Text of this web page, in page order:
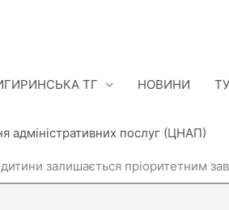
ТГ НОВИНИ
адміністративних послуг (ЦНАП)
залишається пріоритетним